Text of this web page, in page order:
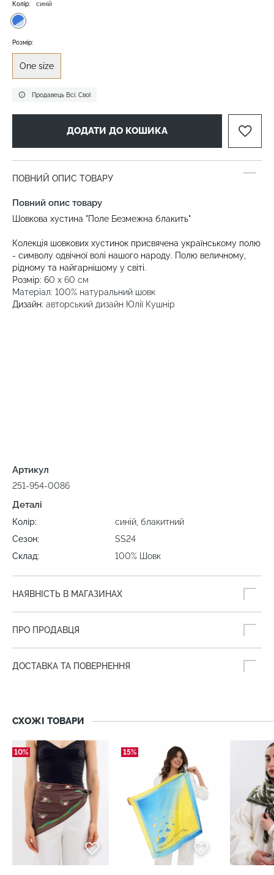
Продавець Всі. Свої
Колір: синій
Розмір:
One size
ДОДАТИ ДО КОШИКА
ПОВНИЙ ОПИС ТОВАРУ
Повний опис товару
Шовкова хустина "Поле Безмежна блакить"
Колекція шовкових хустинок присвячена українському полю
- символу одвічної волі нашого народу. Полю величному,
рідному та найгарнішому у світі.
Розмір: 60 х 60 см
Матеріал: 100% натуральний шовк
Дизайн: авторський дизайн Юлії Кушнір
Артикул
251-954-0086
Деталі
Колір:
синій, блакитний
Сезон:
SS24
Склад:
100% Шовк
НАЯВНІСТЬ В МАГАЗИНАХ
ПРО ПРОДАВЦЯ
ДОСТАВКА ТА ПОВЕРНЕННЯ
СХОЖІ ТОВАРИ
10% 15%